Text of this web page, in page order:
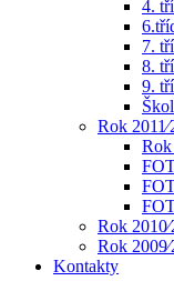
4.
7.
8.
9.
Rok
Rok
Rok
Rok
Kontakty